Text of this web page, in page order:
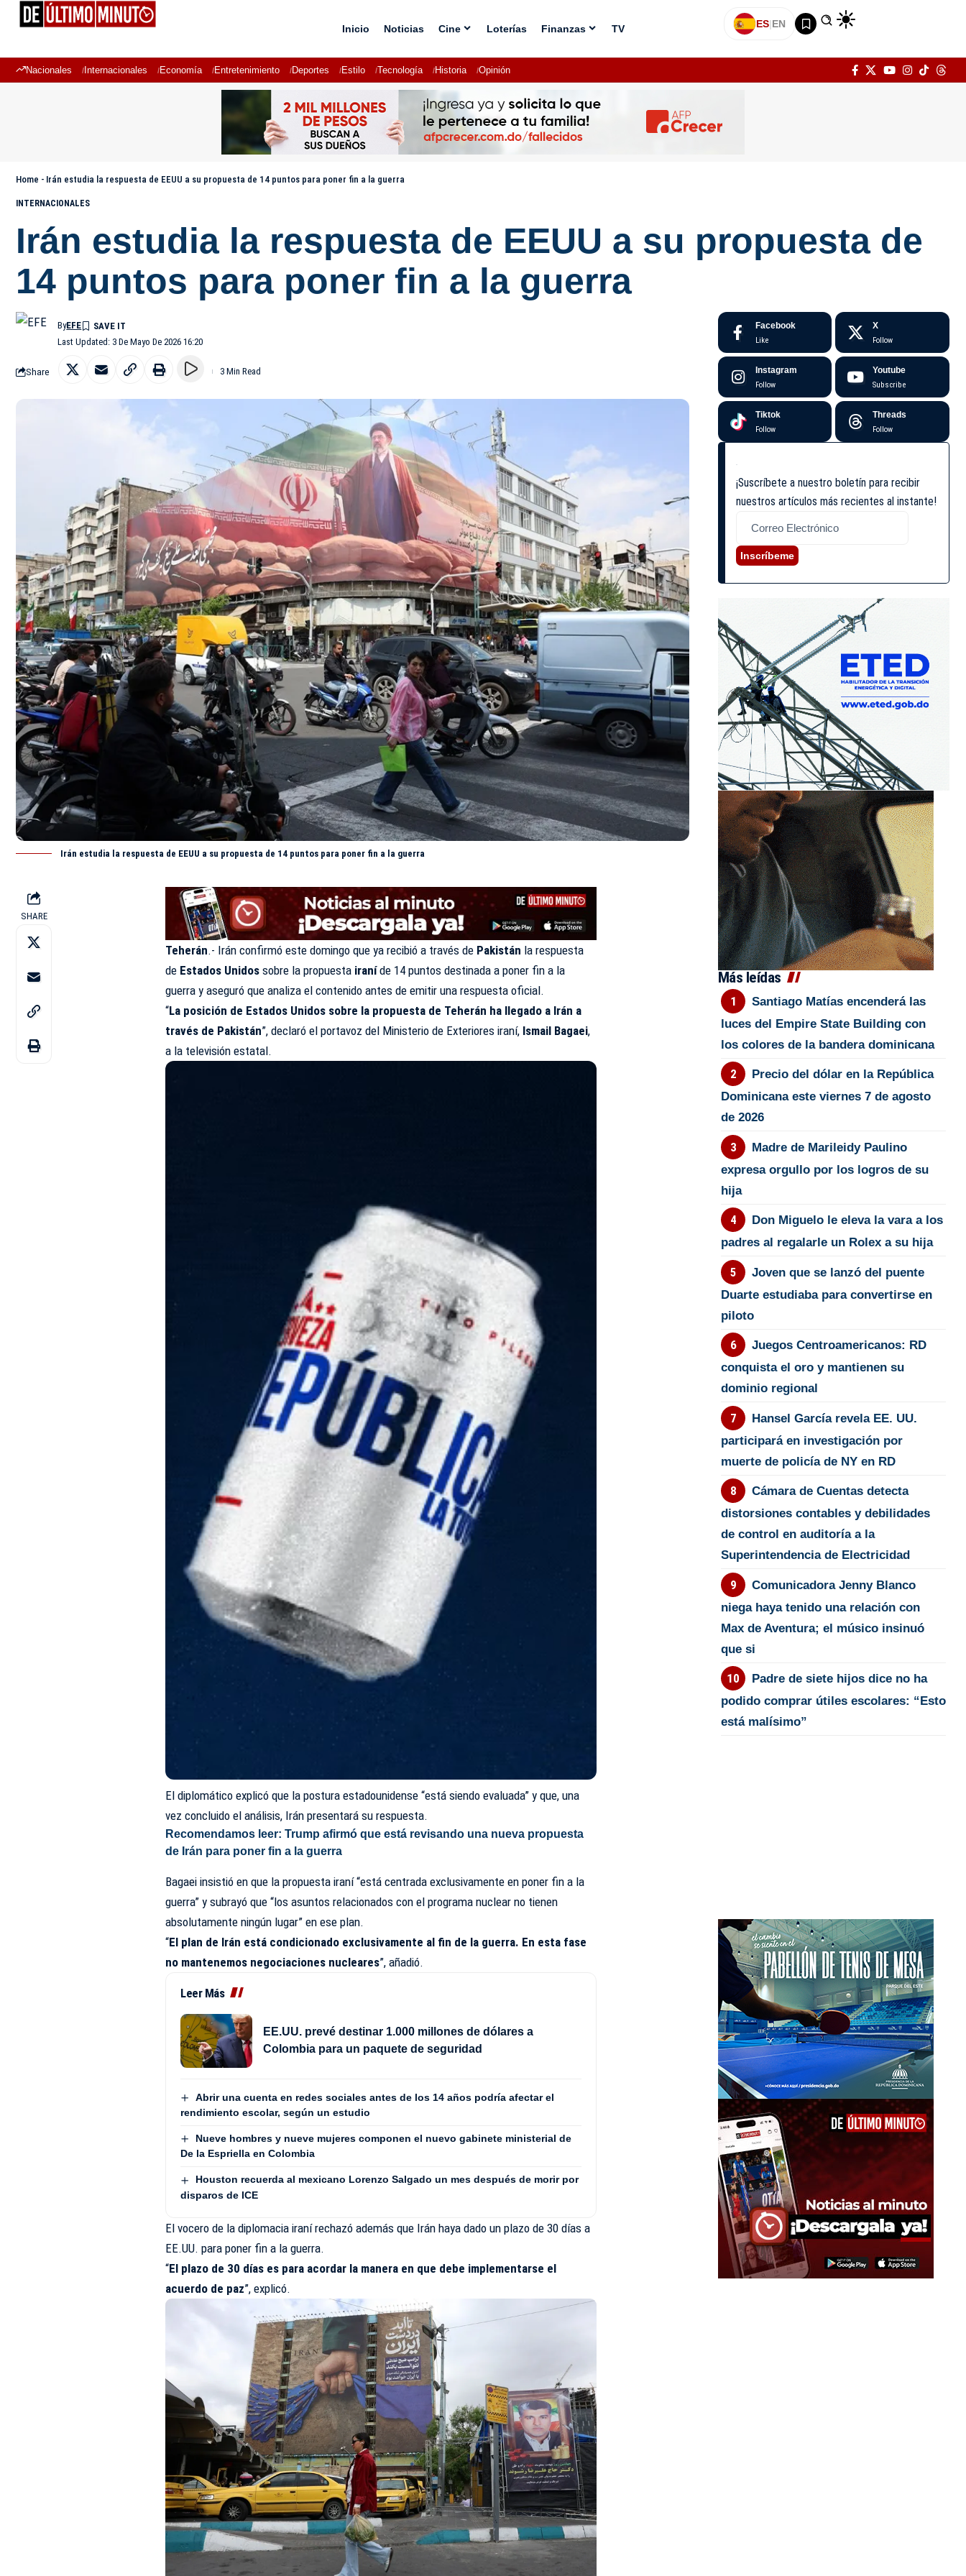
Inicio Noticias Cine Loterías Finanzas TV ES|EN
Nacionales Internacionales Economía Entretenimiento Deportes Estilo Tecnología Historia Opinión
Home - Irán estudia la respuesta de EEUU a su propuesta de 14 puntos para poner fin a la guerra
INTERNACIONALES
Irán estudia la respuesta de EEUU a su propuesta de
14 puntos para poner fin a la guerra
Last Updated: 3 De Mayo De 2026 16:20
ByEFE
Share 3 Min Read
Irán estudia la respuesta de EEUU a su propuesta de 14 puntos para poner fin a la guerra
SHARE
Teherán.- Irán confirmó este domingo que ya recibió a través de Pakistán la respuesta
de Estados Unidos sobre la propuesta iraníde 14 puntos destinada a poner fin a la
guerra y aseguró que analiza el contenido antes de emitir una respuesta oficial.
“La posición de Estados Unidos sobre la propuesta de Teherán ha llegado a Irán a
través de Pakistán”, declaró el portavoz del Ministerio de Exteriores iraní, Ismail Bagaei,
a la televisión estatal.
El diplomático explicó que la postura estadounidense “está siendo evaluada” y que, una
vez concluido el análisis, Irán presentará su respuesta.
Recomendamos leer:Trump afirmó que está revisando una nueva propuesta
de Irán para poner fin a la guerra
Bagaei insistió en que la propuesta iraní “está centrada exclusivamente en poner fin a la
guerra” y subrayó que “los asuntos relacionados con el programa nuclear no tienen
absolutamente ningún lugar” en ese plan.
“El plan de Irán está condicionado exclusivamente al fin de la guerra. En esta fase
no mantenemos negociaciones nucleares”, añadió.
Leer Más
EE.UU. prevé destinar 1.000 millones de dólares a
Colombia para un paquete de seguridad
Abrir una cuenta en redes sociales antes de los 14 años podría afectar el
rendimiento escolar, según un estudio
Nueve hombres y nueve mujeres componen el nuevo gabinete ministerial de
De la Espriella en Colombia
Houston recuerda al mexicano Lorenzo Salgado un mes después de morir por
disparos de ICE
El vocero de la diplomacia iraní rechazó además que Irán haya dado un plazo de 30 días a
EE.UU. para poner fin a la guerra.
“El plazo de 30 días es para acordar la manera en que debe implementarse el
acuerdo de paz”, explicó.
Facebook
Like
X
Follow
Instagram
Follow
Youtube
Subscribe
Tiktok
Follow
Threads
Follow
¡Suscríbete a nuestro boletín para recibir
nuestros artículos más recientes al instante!
Inscríbeme
Más leídas
Santiago Matías encenderá las
luces del Empire State Building con
los colores de la bandera dominicana
Precio del dólar en la República
Dominicana este viernes 7 de agosto
de 2026
Madre de Marileidy Paulino
expresa orgullo por los logros de su
hija
Don Miguelo le eleva la vara a los
padres al regalarle un Rolex a su hija
Joven que se lanzó del puente
Duarte estudiaba para convertirse en
piloto
Juegos Centroamericanos: RD
conquista el oro y mantienen su
dominio regional
Hansel García revela EE. UU.
participará en investigación por
muerte de policía de NY en RD
Cámara de Cuentas detecta
distorsiones contables y debilidades
de control en auditoría a la
Superintendencia de Electricidad
Comunicadora Jenny Blanco
niega haya tenido una relación con
Max de Aventura; el músico insinuó
que si
Padre de siete hijos dice no ha
podido comprar útiles escolares: “Esto
está malísimo”